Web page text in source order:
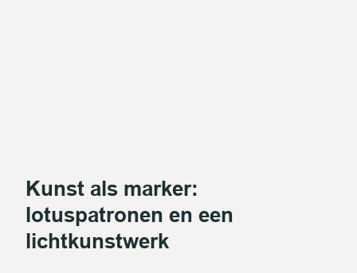
Kunst als marker:
lotuspatronen en een
lichtkunstwerk